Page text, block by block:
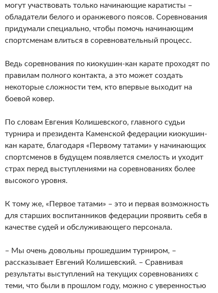
могут участвовать только начинающие каратисты –
обладатели белого и оранжевого поясов. Соревнования
придумали специально, чтобы помочь начинающим
спортсменам влиться в соревновательный процесс.
Ведь соревнования по киокушин-кан карате проходят по
правилам полного контакта, а это может создать
некоторые сложности тем, кто впервые выходит на
боевой ковер.
По словам Евгения Колишевского, главного судьи
турнира и президента Каменской федерации киокушин-
кан карате, благодаря «Первому татами» у начинающих
спортсменов в будущем появляется смелость и уходит
страх перед выступлениями на соревнованиях более
высокого уровня.
К тому же, «Первое татами» – это и первая возможность
для старших воспитанников федерации проявить себя в
качестве судей и обслуживающего персонала.
– Мы очень довольны прошедшим турниром, –
рассказывает Евгений Колишевский. – Сравнивая
результаты выступлений на текущих соревнованиях с
теми, что были в прошлом году, можно с уверенностью